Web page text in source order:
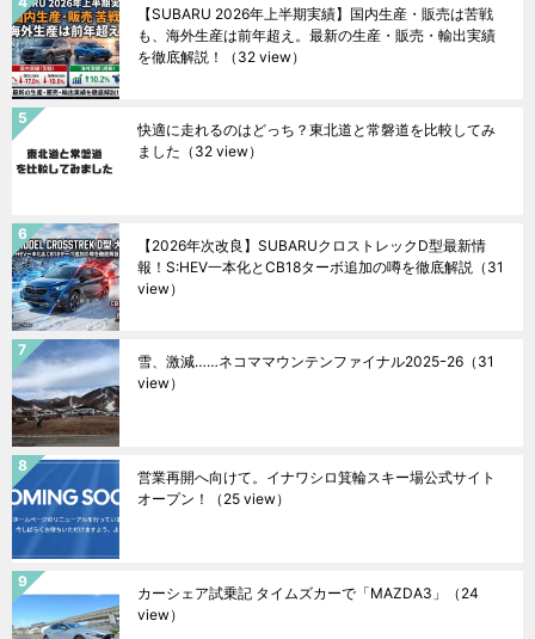
【SUBARU 2026年上半期実績】国内生産・販売は苦戦
も、海外生産は前年超え。最新の生産・販売・輸出実績
を徹底解説！
（32 view）
快適に走れるのはどっち？東北道と常磐道を比較してみ
ました （32 view）
【2026年次改良】SUBARUクロストレックD型最新情
報！S:HEV一本化とCB18ターボ追加の噂を徹底解説 （31
view）
雪、激減……ネコママウンテンファイナル2025ｰ26 （31
view）
営業再開へ向けて。イナワシロ箕輪スキー場公式サイト
オープン！
（25 view）
カーシェア試乗記 タイムズカーで「MAZDA3」
（24
view）